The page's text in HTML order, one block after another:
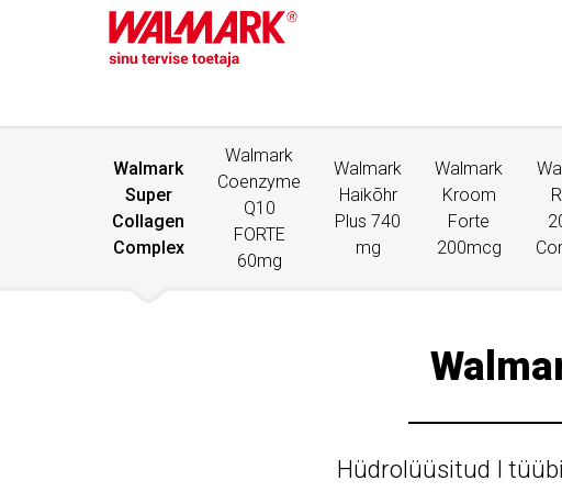
Walmark
Super
Collagen
Complex
Walmark
Coenzyme
Q10
FORTE
60mg
Walmark
Haikõhr
Plus 740
mg
Walmark
Kroom
Forte
200mcg
Hüdrolüüsitud I